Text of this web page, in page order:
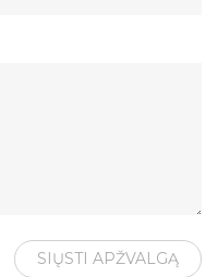
SIŲSTI APŽVALGĄ